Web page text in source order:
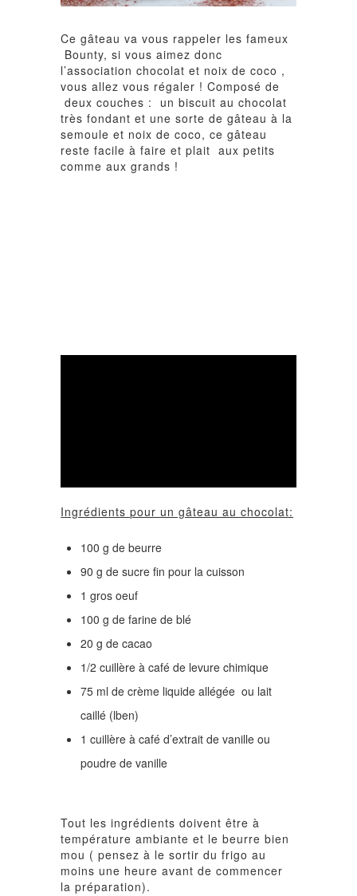
Ce gâteau va vous rappeler les fameux
Bounty, si vous aimez donc
l’association chocolat et noix de coco ,
vous allez vous régaler ! Composé de
deux couches : un biscuit au chocolat
très fondant et une sorte de gâteau à la
semoule et noix de coco, ce gâteau
reste facile à faire et plait aux petits
comme aux grands !
Ingrédients pour un gâteau au chocolat:
100 g de beurre
90 g de sucre fin pour la cuisson
1 gros oeuf
100 g de farine de blé
20 g de cacao
1/2 cuillère à café de levure chimique
75 ml de crème liquide allégée ou lait
caillé (lben)
1 cuillère à café d’extrait de vanille ou
poudre de vanille
Tout les ingrédients doivent être à
température ambiante et le beurre bien
mou ( pensez à le sortir du frigo au
moins une heure avant de commencer
la préparation).